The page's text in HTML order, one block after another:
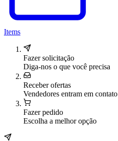
Items
Fazer solicitação
Diga-nos o que você precisa
Receber ofertas
Vendedores entram em contato
Fazer pedido
Escolha a melhor opção